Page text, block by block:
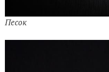
Песок